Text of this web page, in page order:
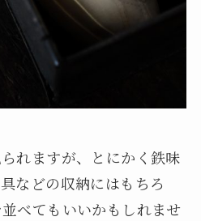
れますが、とにかく鉄味
などの収納にはもちろ
べてもいいかもしれませ